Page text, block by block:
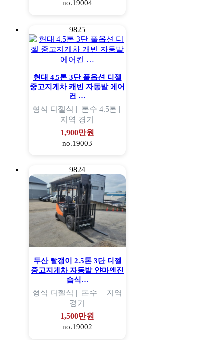
no.19004
9825
현대 4.5톤 3단 풀옵션 디젤
중고지게차 캐빈 자동발 에어
컨 …
형식 디젤식 | 톤수 4.5톤 |
지역 경기
1,900만원
no.19003
9824
두산 빨갱이 2.5톤 3단 디젤
중고지게차 자동발 얀마엔진
습식…
형식 디젤식 | 톤수 | 지역
경기
1,500만원
no.19002